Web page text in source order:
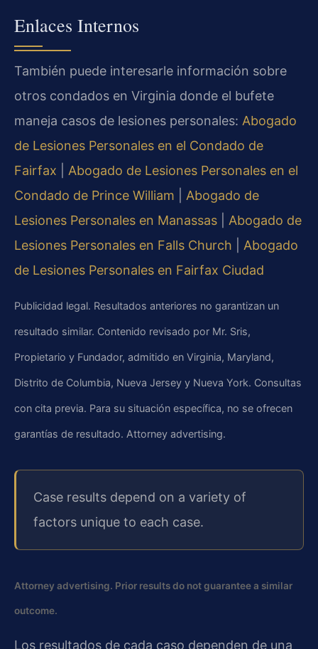
Enlaces Internos
También puede interesarle información sobre
otros condados en Virginia donde el bufete
maneja casos de lesiones personales: Abogado
de Lesiones Personales en el Condado de
Fairfax
Abogado de Lesiones Personales en el
Condado de Prince William
Abogado de
Lesiones Personales en Manassas
Abogado de
Lesiones Personales en Falls Church
Abogado
de Lesiones Personales en Fairfax Ciudad
Publicidad legal. Resultados anteriores no garantizan un
resultado similar. Contenido revisado por Mr. Sris,
Propietario y Fundador, admitido en Virginia, Maryland,
Distrito de Columbia, Nueva Jersey y Nueva York. Consultas
con cita previa. Para su situación específica, no se ofrecen
garantías de resultado. Attorney advertising.
Case results depend on a variety of
factors unique to each case.
Attorney advertising. Prior results do not guarantee a similar
outcome.
Los resultados de cada caso dependen de una